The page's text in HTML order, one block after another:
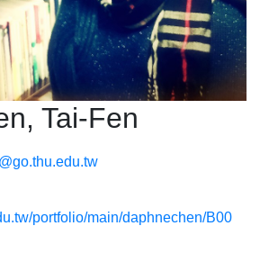
Tai-Fen
portfolio/main/daphnechen/B00